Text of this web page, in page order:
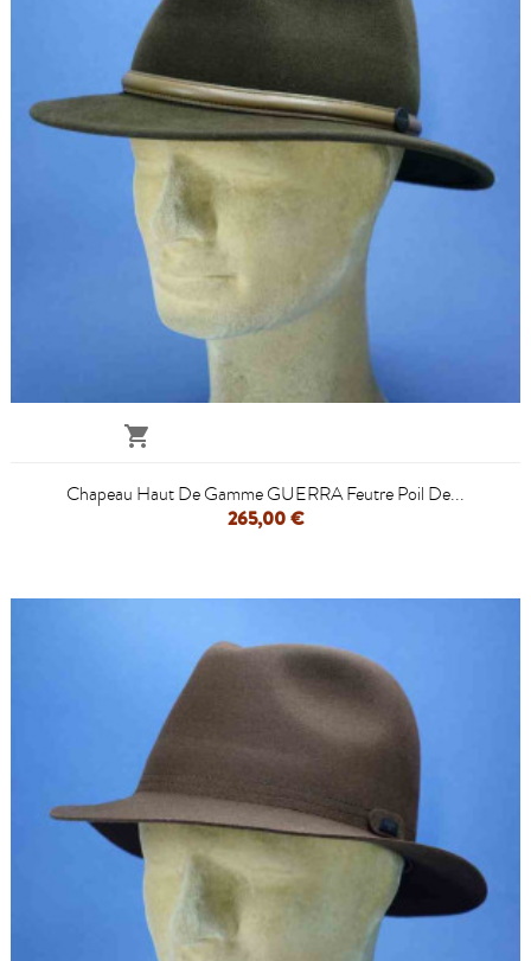

Chapeau Haut De Gamme GUERRA Feutre Poil De...
265,00 €